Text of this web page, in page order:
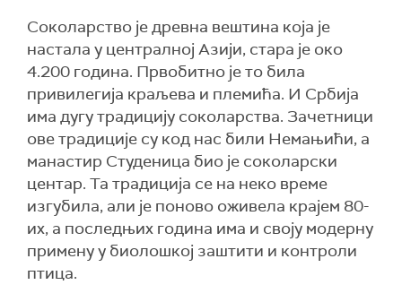
Соколарство је древна вештина која је
настала у централној Азији, стара је око
4.200 година. Првобитно је то била
привилегија краљева и племића. И Србија
има дугу традицију соколарства. Зачетници
ове традиције су код нас били Немањићи, а
манастир Студеница био је соколарски
центар. Та традиција се на неко време
изгубила, али је поново оживела крајем 80-
их, а последњих година има и своју модерну
примену у биолошкој заштити и контроли
птица.